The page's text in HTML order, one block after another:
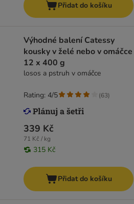
Přidat do košíku
Výhodné balení Catessy
kousky v želé nebo v omáčce
12 x 400 g
losos a pstruh v omáčce
339 Kč
71 Kč / kg
315 Kč
Rating: 4/5 (63)
Přidat do košíku